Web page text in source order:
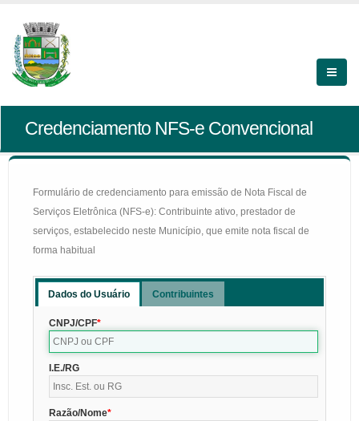
Credenciamento NFS-e Convencional
Formulário de credenciamento para emissão de Nota Fiscal de
Serviços Eletrônica (NFS-e): Contribuinte ativo, prestador de
serviços, estabelecido neste Município, que emite nota fiscal de
forma habitual
Dados do Usuário Contribuintes
CNPJ/CPF
I.E./RG
Razão/Nome